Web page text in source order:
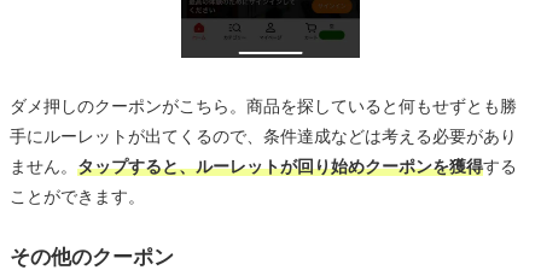
ダメ押しのクーポンがこちら。商品を探していると何もせずとも勝
手にルーレットが出てくるので、条件達成などは考える必要があり
ません。 タップすると、ルーレットが回り始めクーポンを獲得する
ことができます。
その他のクーポン